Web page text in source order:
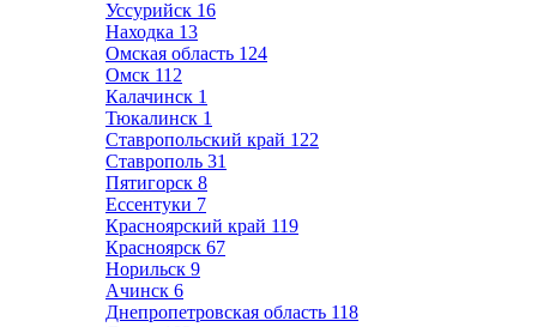
Уссурийск 16
Находка 13
Омская область 124
Омск 112
Калачинск 1
Тюкалинск 1
Ставропольский край 122
Ставрополь 31
Пятигорск 8
Ессентуки 7
Красноярский край 119
Красноярск 67
Норильск 9
Ачинск 6
Днепропетровская область 118